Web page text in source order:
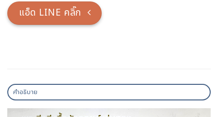
แอ็ด LINE คลิ๊ก
คำอธิบาย